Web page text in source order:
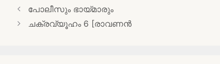
Post
navigation
പോലീസും ഭായ്മാരും
ചക്രവ്യൂഹം 6 [രാവണൻ